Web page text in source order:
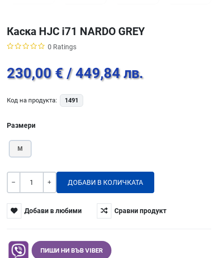
Каска HJC i71 NARDO GREY
0 Ratings
230,00 € / 449,84 лв.
Код на продукта: 1491
Размери
M
Количество
Добави в любими Сравни продукт
ПИШИ НИ ВЪВ VIBER